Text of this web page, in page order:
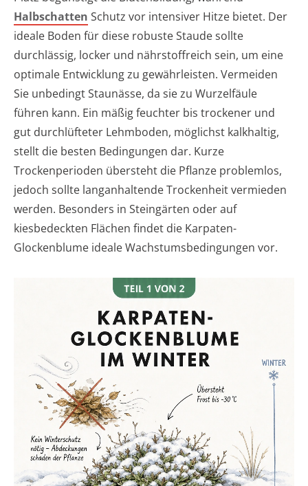
Halbschatten Schutz vor intensiver Hitze bietet. Der
ideale Boden für diese robuste Staude sollte
durchlässig, locker und nährstoffreich sein, um eine
optimale Entwicklung zu gewährleisten. Vermeiden
Sie unbedingt Staunässe, da sie zu Wurzelfäule
führen kann. Ein mäßig feuchter bis trockener und
gut durchlüfteter Lehmboden, möglichst kalkhaltig,
stellt die besten Bedingungen dar. Kurze
Trockenperioden übersteht die Pflanze problemlos,
jedoch sollte langanhaltende Trockenheit vermieden
werden. Besonders in Steingärten oder auf
kiesbedeckten Flächen findet die Karpaten-
Glockenblume ideale Wachstumsbedingungen vor.